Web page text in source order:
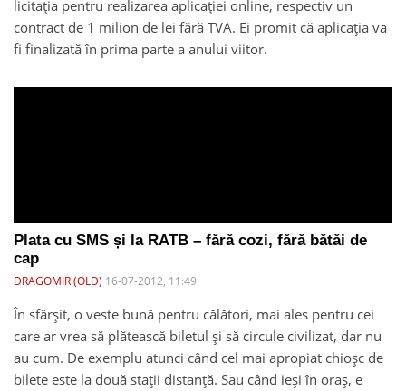
licitația pentru realizarea aplicației online, respectiv un
contract de 1 milion de lei fără TVA. Ei promit că aplicaţia va
fi finalizată în prima parte a anului viitor.
Plata cu SMS și la RATB – fără cozi, fără bătăi de
cap
DRAGOMIR (OLD) 16-07-2012, 11:49
În sfârșit, o veste bună pentru călători, mai ales pentru cei
care ar vrea să plătească biletul și să circule civilizat, dar nu
au cum. De exemplu atunci când cel mai apropiat chioșc de
bilete este la două stații distanță. Sau când ieși în oraș, e